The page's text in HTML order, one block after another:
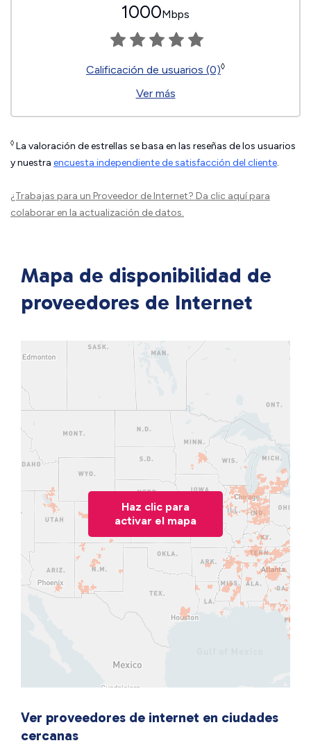
1000Mbps
Calificación de usuarios (0)◊
Ver más
◊ La valoración de estrellas se basa en las reseñas de los usuarios
y nuestra encuesta independiente de satisfacción del cliente.
¿Trabajas para un Proveedor de Internet? Da clic aquípara
colaborar en la actualización de datos.
Mapa de disponibilidad de
proveedores de Internet
Haz clic para
activar el mapa
Ver proveedores de internet en ciudades
cercanas